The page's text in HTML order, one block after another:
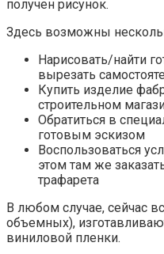
получен рисунок.
Здесь возможны
Нарисовать/найти
вырезать
Купить изделие
строительном
Обратиться в
готовым эскизом
Воспользоваться
этом там же
трафарета
В любом случае, сейчас
объемных),
виниловой пленки.